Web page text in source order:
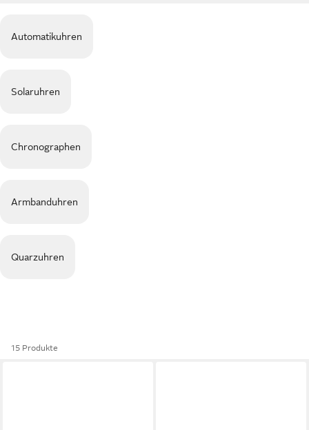
Automatikuhren
Solaruhren
Chronographen
Armbanduhren
Quarzuhren
15 Produkte